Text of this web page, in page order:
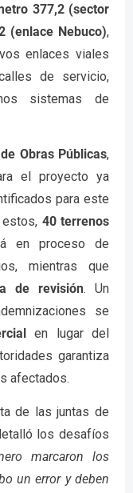
377,2 (sector
(enlace Nebuco),
enlaces viales
de servicio,
sistemas de
Obras Públicas,
el proyecto ya
para este
estos, 40 terrenos
proceso de
mientras que
de revisión. Un
se
en lugar del
garantiza
afectados.
de las juntas de
los desafíos
marcaron los
un error y deben